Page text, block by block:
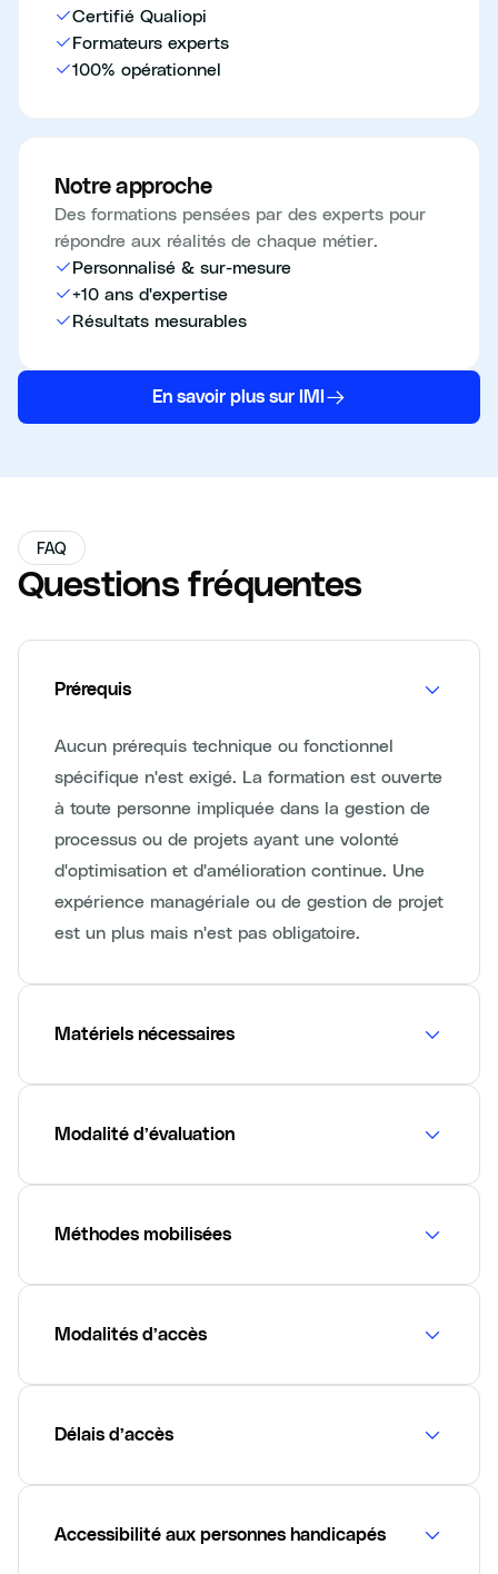
Certifié Qualiopi
Formateurs experts
100% opérationnel
Notre approche
Des formations pensées par des experts pour
répondre aux réalités de chaque métier.
Personnalisé & sur-mesure
+10 ans d'expertise
Résultats mesurables
En savoir plus sur IMI
FAQ
Questions fréquentes
Prérequis
Aucun prérequis technique ou fonctionnel
spécifique n'est exigé. La formation est ouverte
à toute personne impliquée dans la gestion de
processus ou de projets ayant une volonté
d'optimisation et d'amélioration continue. Une
expérience managériale ou de gestion de projet
est un plus mais n'est pas obligatoire.
Matériels nécessaires
Modalité d’évaluation
Méthodes mobilisées
Modalités d’accès
Délais d’accès
Accessibilité aux personnes handicapés